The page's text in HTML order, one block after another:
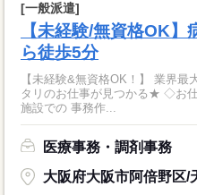
[一般派遣]
【未経験/無資格OK
ら徒歩5分
【未経験&無資格OK！】 業界
タリのお仕事が見つかる★ ◇お仕事内容◇ 病院やクリニック、介護
施設での 事務作...
医療事務・調剤事務
大阪府大阪市阿倍野区/